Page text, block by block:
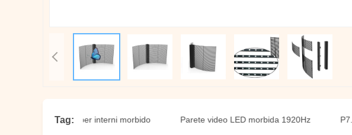
Tag:
trasparente per interni morbido Parete video LED morbida 1920Hz P7.8